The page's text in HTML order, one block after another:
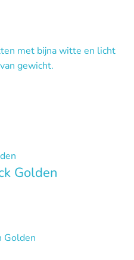
met bijna witte en licht
gewicht.
Golden
Golden